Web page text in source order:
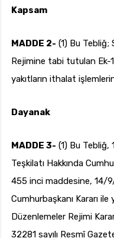
Kapsam
MADDE 2- (1) Bu Tebliğ;
Rejimine tabi tutulan Ek-
yakıtların ithalat
Dayanak
MADDE 3- (1) Bu Tebliğ,
Teşkilatı Hakkında
455 inci maddesine, 14/
Cumhurbaşkanı Kararı
Düzenlemeler Rejimi
32281 sayılı Resmî